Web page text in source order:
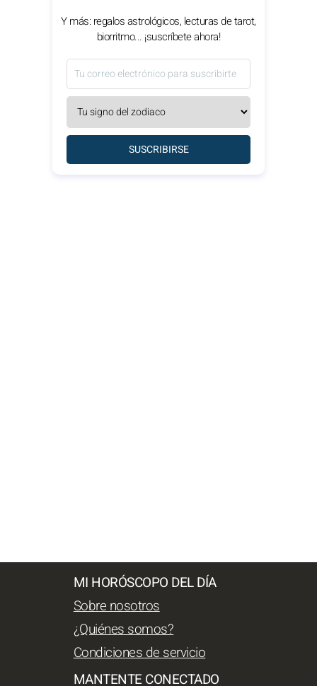
Y más: regalos astrológicos, lecturas de tarot,
biorritmo... ¡suscríbete ahora!
SUSCRIBIRSE
MI HORÓSCOPO DEL DÍA
Sobre nosotros
¿Quiénes somos?
Condiciones de servicio
MANTENTE CONECTADO